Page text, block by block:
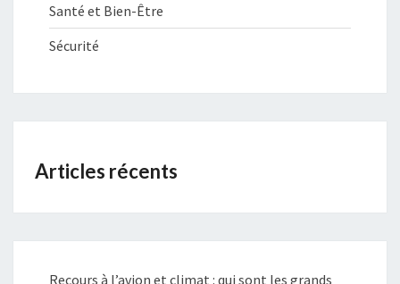
Santé et Bien-Être
Sécurité
Articles récents
Recours à l’avion et climat : qui sont les grands